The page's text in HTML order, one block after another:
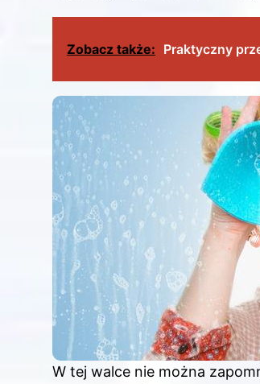
Zobacz także: Praktyczny
W tej walce nie można